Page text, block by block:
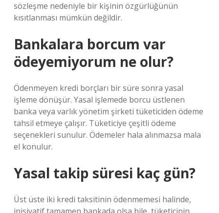
sözleşme nedeniyle bir kişinin özgürlüğünün
kısıtlanması mümkün değildir.
Bankalara borcum var
ödeyemiyorum ne olur?
Ödenmeyen kredi borçları bir süre sonra yasal
işleme dönüşür. Yasal işlemede borcu üstlenen
banka veya varlık yönetim şirketi tüketiciden ödeme
tahsil etmeye çalışır. Tüketiciye çeşitli ödeme
seçenekleri sunulur. Ödemeler hala alınmazsa mala
el konulur.
Yasal takip süresi kaç gün?
Üst üste iki kredi taksitinin ödenmemesi halinde,